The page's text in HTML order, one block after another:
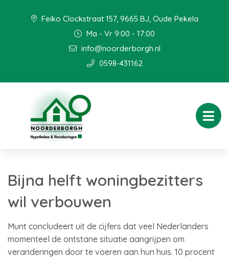
Feiko Clockstraat 157, 9665 BJ, Oude Pekela
Ma - Vr 9:00 - 17:00
info@noorderborgh.nl
0598-431162
Bijna helft woningbezitters
wil verbouwen
Munt concludeert uit de cijfers dat veel Nederlanders
momenteel de ontstane situatie aangrijpen om
veranderingen door te voeren aan hun huis. 10 procent